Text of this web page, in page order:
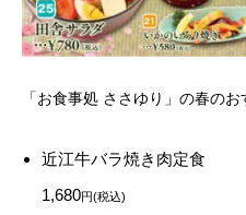
「お食事処 ささゆり」の春のお
近江牛バラ焼き肉定食
1,680円(税込)